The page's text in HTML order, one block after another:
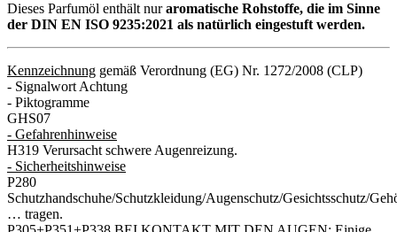
Dieses Parfumöl enthält nuraromatische Rohstoffe, die im Sinne
der DIN EN ISO 9235:2021 als natürlich eingestuft werden.
Kennzeichnung gemäß Verordnung (EG) Nr. 1272/2008 (CLP)
- Signalwort Achtung
- Piktogramme
GHS07
- Gefahrenhinweise
H319 Verursacht schwere Augenreizung.
- Sicherheitshinweise
P280
Schutzhandschuhe/Schutzkleidung/Augenschutz/Gesichtsschutz/
… tragen.